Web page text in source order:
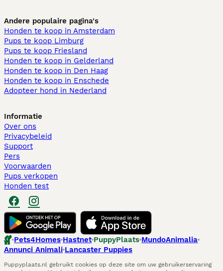
Andere populaire pagina's
Honden te koop in Amsterdam
Pups te koop Limburg​
Pups te koop Friesland​
Honden te koop in Gelderland
Honden te koop in Den Haag
Honden te koop in Enschede
Adopteer hond in Nederland
Informatie
Over ons
Privacybeleid
Support
Pers
Voorwaarden
Pups verkopen
Honden test
Pets4Homes Hastnet PuppyPlaats MundoAnimalia
Annunci Animali Lancaster Puppies
Puppyplaats.nl gebruikt cookies op deze site om uw gebruikerservaring